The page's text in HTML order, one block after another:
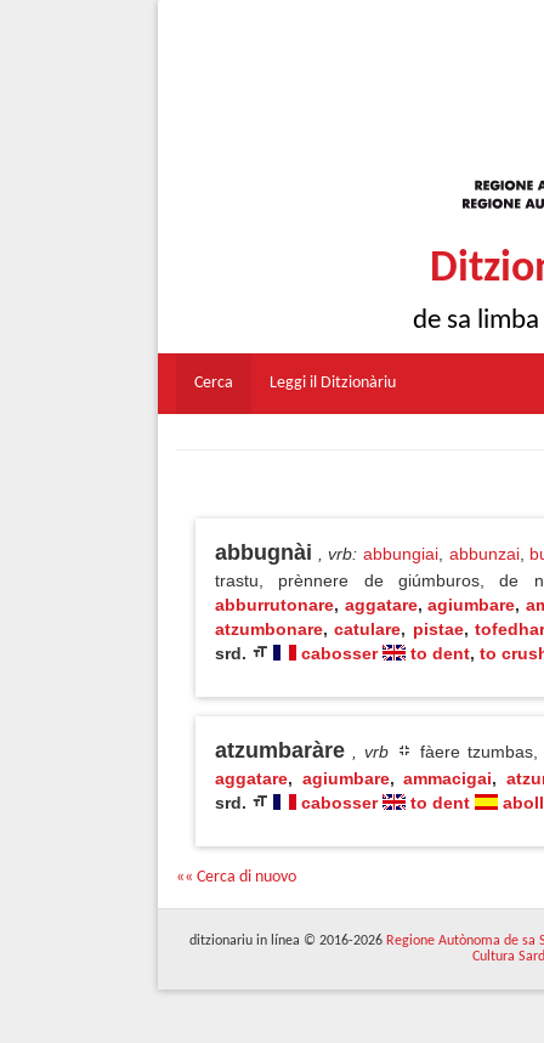
de sa
Cerca Leggi il Ditzionàriu
abbugnài , vrb: abbungiai, abbunzai,
trastu, prènnere de giúmburos, de
abburrutonare, aggatare,agiumbare,
atzumbonare,catulare, pistae,
srd.
cabosser to dent, to
atzumbaràre , vrb
fàere
aggatare, agiumbare,ammacigai,
srd.
cabosser to dent
«« Cerca di nuovo
ditzionariu in línea © 2016-2026 Regione Autònoma de sa
Cultura